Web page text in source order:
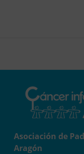
Asociación de
Aragón